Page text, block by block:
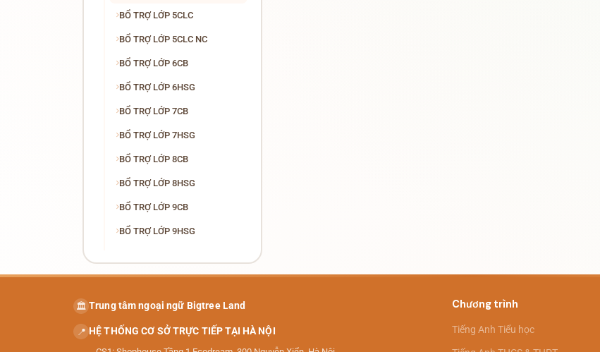
BỔ TRỢ LỚP 5CLC
BỔ TRỢ LỚP 5CLC NC
BỔ TRỢ LỚP 6CB
BỔ TRỢ LỚP 6HSG
BỔ TRỢ LỚP 7CB
BỔ TRỢ LỚP 7HSG
BỔ TRỢ LỚP 8CB
BỔ TRỢ LỚP 8HSG
BỔ TRỢ LỚP 9CB
BỔ TRỢ LỚP 9HSG
🏛️ Trung tâm ngoại ngữ Bigtree Land
📍 HỆ THỐNG CƠ SỞ TRỰC TIẾP TẠI HÀ NỘI
Chương trình
Tiếng Anh Tiểu học